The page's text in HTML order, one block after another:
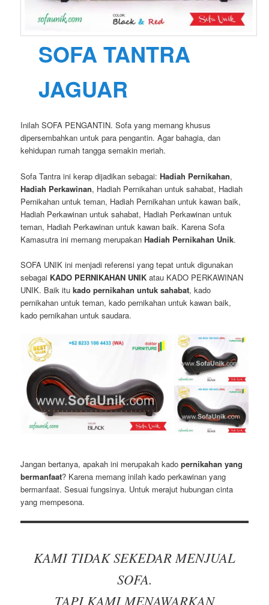
SOFA TANTRA
JAGUAR
Inilah SOFA PENGANTIN. Sofa yang memang khusus
dipersembahkan untuk para pengantin. Agar bahagia, dan
kehidupan rumah tangga semakin meriah.
Sofa Tantra ini kerap dijadikan sebagai:Hadiah Pernikahan,
Hadiah Perkawinan, Hadiah Pernikahan untuk sahabat, Hadiah
Pernikahan untuk teman, Hadiah Pernikahan untuk kawan baik,
Hadiah Perkawinan untuk sahabat, Hadiah Perkawinan untuk
teman, Hadiah Perkawinan untuk kawan baik. Karena Sofa
Kamasutra ini memang merupakanHadiah Pernikahan Unik.
SOFA UNIK ini menjadi referensi yang tepat untuk digunakan
sebagai KADO PERNIKAHAN UNIK atau KADO PERKAWINAN
UNIK. Baik itukado pernikahan untuk sahabat, kado
pernikahan untuk teman, kado pernikahan untuk kawan baik,
kado pernikahan untuk saudara.
Jangan bertanya, apakah ini merupakah kadopernikahan yang
bermanfaat? Karena memang inilah kado perkawinan yang
bermanfaat. Sesuai fungsinya. Untuk merajut hubungan cinta
yang mempesona.
KAMI TIDAK SEKEDAR MENJUAL
SOFA.
TAPI KAMI MENAWARKAN